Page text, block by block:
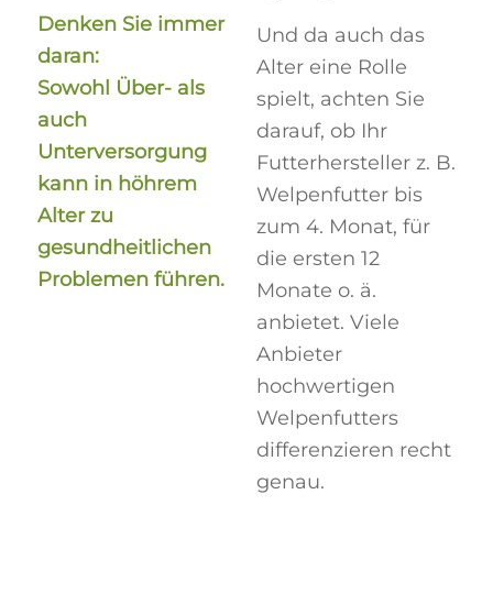
Denken Sie immer
daran:
Sowohl Über- als
auch
Unterversorgung
kann in höhrem
Alter zu
gesundheitlichen
Problemen führen.
Und da auch das
Alter eine Rolle
spielt, achten Sie
darauf, ob Ihr
Futterhersteller z. B.
Welpenfutter bis
zum 4. Monat, für
die ersten 12
Monate o. ä.
anbietet. Viele
Anbieter
hochwertigen
Welpenfutters
differenzieren recht
genau.